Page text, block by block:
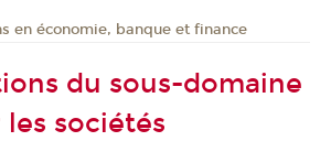
en économie, banque et finance
du sous-domaine
sociétés